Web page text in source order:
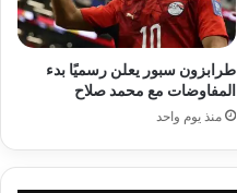
طرابزون سبور يعلن رسميًا بدء
المفاوضات مع محمد صلاح
منذ يوم واحد